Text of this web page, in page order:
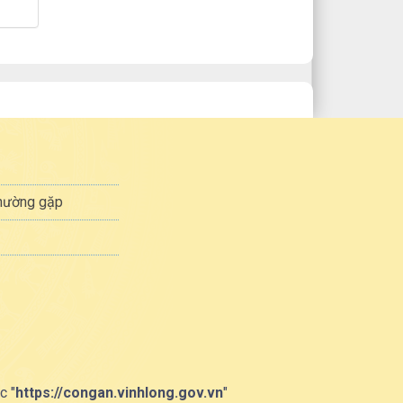
gặp
"https://congan.vinhlong.gov.vn"